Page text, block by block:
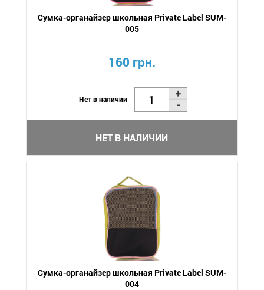
Сумка-органайзер школьная Private Label SUM-
005
160 грн.
Нет в наличии
НЕТ В НАЛИЧИИ
Сумка-органайзер школьная Private Label SUM-
004